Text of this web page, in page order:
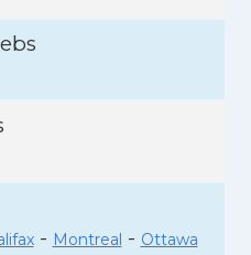
- Montreal - Ottawa